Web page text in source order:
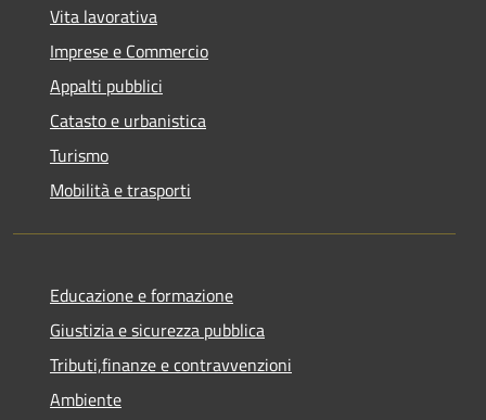
Vita lavorativa
Imprese e Commercio
Appalti pubblici
Catasto e urbanistica
Turismo
Mobilità e trasporti
Educazione e formazione
Giustizia e sicurezza pubblica
Tributi,finanze e contravvenzioni
Ambiente